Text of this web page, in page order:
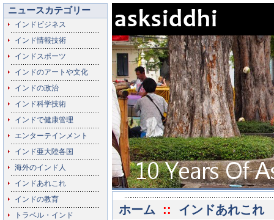
ニュースカテゴリー
インドビジネス
インド情報技術
インドスポーツ
インドのアートや文化
インドの政治
インド科学技術
インドで健康管理
エンターテインメント
インド亜大陸各国
海外のインド人
インドあれこれ
インドの教育
トラベル・インド
ホーム :: インドあれこれ